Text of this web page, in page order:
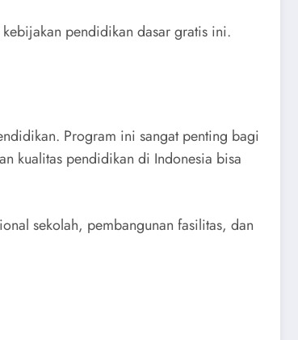
pendidikan dasar gratis ini.
Program ini sangat penting bagi
kualitas pendidikan di Indonesia bisa
sekolah, pembangunan fasilitas, dan